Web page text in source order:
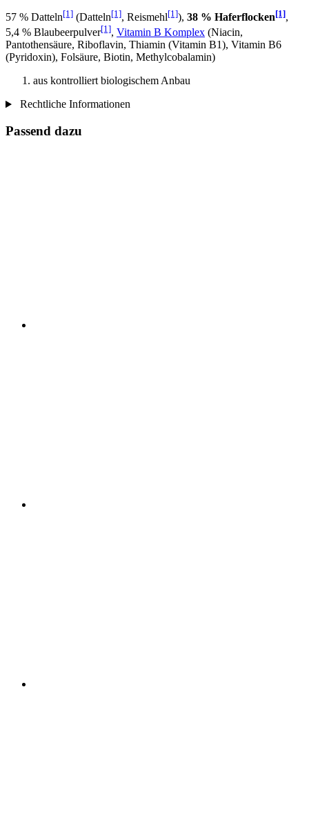
57 % Datteln[1] (Datteln[1], Reismehl[1]), 38 % Haferflocken[1],
5,4 % Blaubeerpulver[1], Vitamin B Komplex (Niacin,
Pantothensäure, Riboflavin, Thiamin (Vitamin B1), Vitamin B6
(Pyridoxin), Folsäure, Biotin, Methylcobalamin)
aus kontrolliert biologischem Anbau
Rechtliche Informationen
Passend dazu